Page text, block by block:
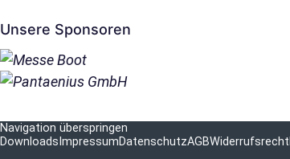
Unsere Sponsoren
Navigation überspringen
Downloads ImpressumDatenschutzAGBWiderrufsrecht